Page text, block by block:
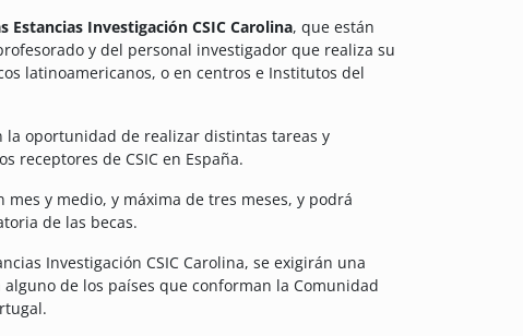
Estancias Investigación CSIC Carolina, que están
y del personal investigador que realiza su
latinoamericanos, o en centros e Institutos del
la oportunidad de realizar distintas tareas y
receptores de CSIC en España.
y medio, y máxima de tres meses, y podrá
de las becas.
Investigación CSIC Carolina, se exigirán una
de los países que conforman la Comunidad